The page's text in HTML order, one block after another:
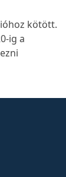
kötött.
ig a